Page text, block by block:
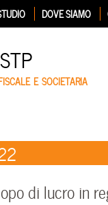
DOVE SIAMO
E SOCIETARIA
di lucro in